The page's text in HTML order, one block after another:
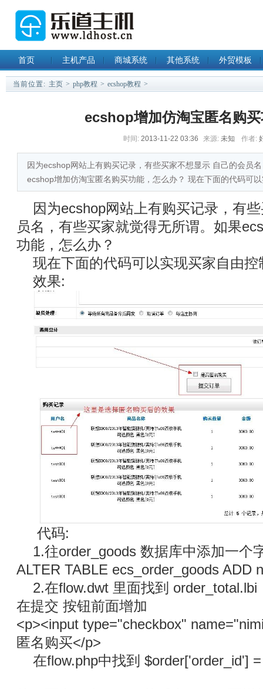
首页 主机产品 商城系统 其他系统 外贸模板
当前位置: 主页 > php教程 > ecshop教程 >
ecshop增加仿淘宝匿名购
时间: 2013-11-22 03:36 来源: 未知 作者:
因为ecshop网站上有购买记录，有些买家不想显示 自己的会员
ecshop增加仿淘宝匿名购买功能，怎么办？ 现在下面的代码可
因为ecshop网站上有购买记录，有
员名，有些买家就觉得无所谓。如果
功能，怎么办？
现在下面的代码可以实现买家自由
效果:
代码:
1.往order_goods 数据库中添加一个
ALTER TABLE ecs_order_goods ADD
2.在flow.dwt 里面找到 order_total.lbi
在提交 按钮前面增加
<p><input type="checkbox"
匿名购买</p>
在flow.php中找到 $order['order_id']